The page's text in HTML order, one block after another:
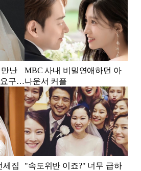
난
구
MBC 사내 비밀연애하던 아
나운서 커플
세집
"속도위반 이죠?" 너무 급하